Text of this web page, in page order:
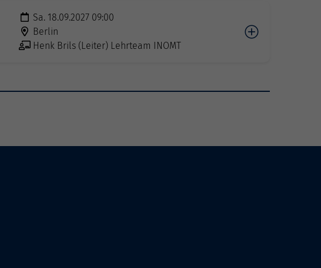
Sa. 18.09.2027 09:00
Berlin
Henk Brils (Leiter) Lehrteam INOMT